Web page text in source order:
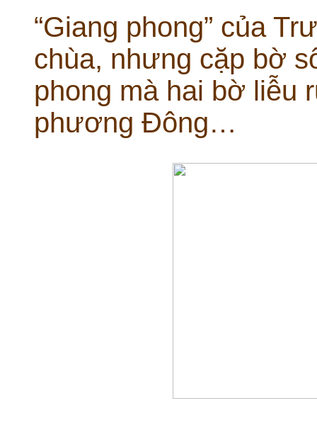
“Giang phong” của
chùa, nhưng cặp bờ
phong mà hai bờ liễu
phương Đông…